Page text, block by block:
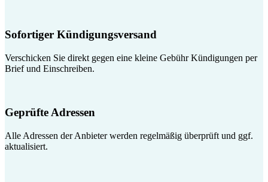
Sofortiger Kündigungsversand
Verschicken Sie direkt gegen eine kleine Gebühr Kündigungen per
Brief und Einschreiben.
Geprüfte Adressen
Alle Adressen der Anbieter werden regelmäßig überprüft und ggf.
aktualisiert.